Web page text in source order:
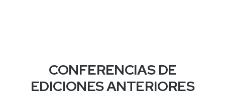
CONFERENCIAS DE
EDICIONES ANTERIORES